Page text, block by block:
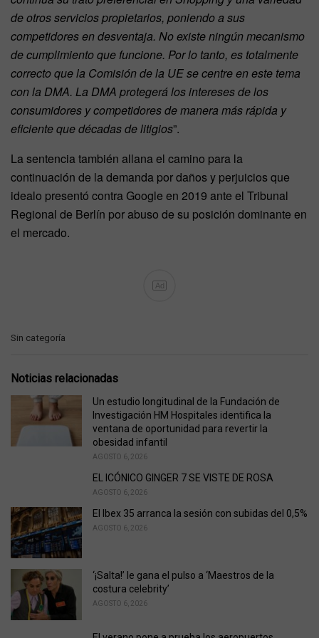
de otros servicios propietarios, poniendo a sus
competidores en desventaja. No existe ningún mecanismo
de cumplimiento que funcione. Por lo tanto, es totalmente
correcto que la Comisión de la UE se centre en este tema
con la DMA. La DMA protegerá los intereses de los
consumidores y competidores de manera más rápida y
eficiente que décadas de litigios”.
La sentencia también allana el camino para la
continuación de la demanda por daños y perjuicios que
idealo presentó contra Google en 2019 ante el Tribunal
Regional de Berlín por abuso de su posición dominante en
el mercado.
Ad
C
e
Sin categoría
Noticias relacionadas
Un estudio longitudinal de la Fundación de
Investigación HM Hospitales identifica la
ventana de oportunidad para revertir la
obesidad infantil
AGOSTO 6, 2026
EL ICÓNICO GINGER 7 SE VISTE DE ROSA
AGOSTO 6, 2026
El Ibex 35 arranca la sesión con subidas del 0,5%
AGOSTO 6, 2026
‘¡Salta!’ le gana el pulso a ‘Maestros de la
costura celebrity’
AGOSTO 6, 2026